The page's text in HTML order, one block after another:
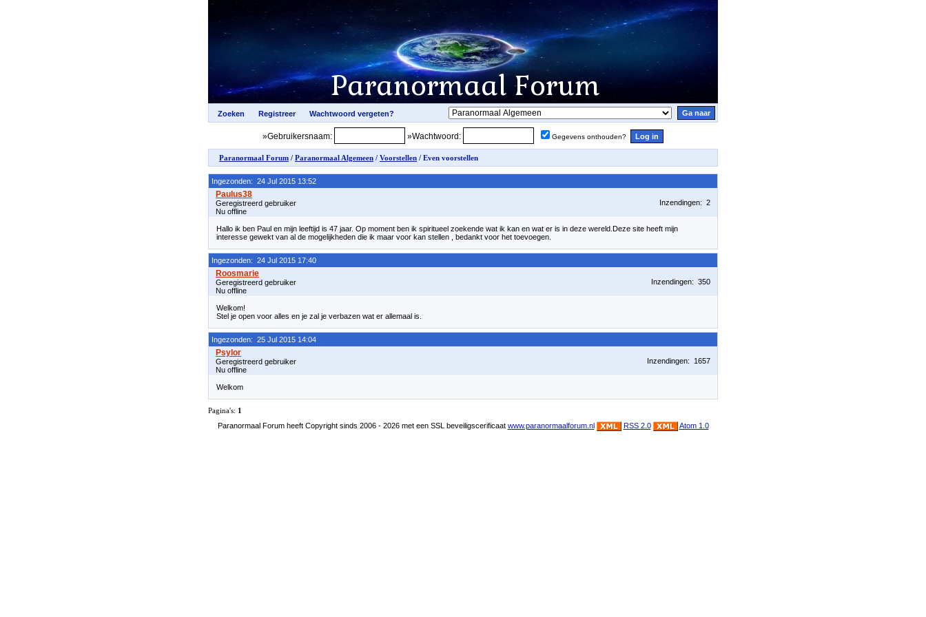
»Gebruikersnaam: »Wachtwoord: Gegevens onthouden?
Paranormaal Forum / Paranormaal Algemeen / Voorstellen / Even voorstellen
Ingezonden: 24 Jul 2015 13:52
Geregistreerd gebruiker
Nu offline
Inzendingen: 2
Hallo ik ben Paul en mijn leeftijd is 47 jaar. Op moment ben ik spiritueel zoekende wat ik kan en wat er is in deze wereld.Deze site heeft mijn
interesse gewekt van al de mogelijkheden die ik maar voor kan stellen , bedankt voor het toevoegen.
Ingezonden: 24 Jul 2015 17:40
Geregistreerd gebruiker
Nu offline
Inzendingen: 350
Welkom!
Stel je open voor alles en je zal je verbazen wat er allemaal is.
Ingezonden: 25 Jul 2015 14:04
Geregistreerd gebruiker
Nu offline
Inzendingen: 1657
Welkom
Pagina's: 1
Paranormaal Forum heeft Copyright sinds 2006 - 2026 met een SSL beveiligscerificaat www.paranormaalforum.nl RSS 2.0 Atom 1.0